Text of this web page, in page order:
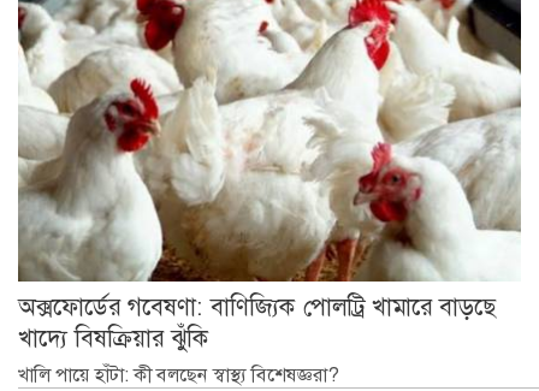
অক্সফোর্ডের গবেষণা: বাণিজ্যিক পোলট্রি খামারে বাড়ছে
খাদ্যে বিষক্রিয়ার ঝুঁকি
খালি পায়ে হাঁটা: কী বলছেন স্বাস্থ্য বিশেষজ্ঞরা?